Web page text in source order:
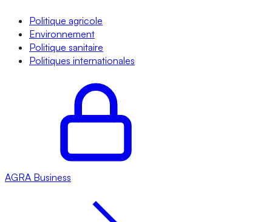
Politique agricole
Environnement
Politique sanitaire
Politiques internationales
AGRA Business